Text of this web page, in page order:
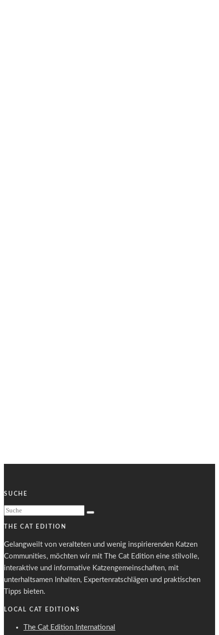
SUCHE
THE CAT EDITION
Gelangweilt von veralteten und wenig inspirierenden Katzen
Communities, möchten wir mit The Cat Edition eine stilvolle,
interaktive und informative Katzengemeinschaften, mit
unterhaltsamen Inhalten, Expertenratschlägen und praktischen
Tipps bieten.
LOCAL CAT EDITIONS
The Cat Edition International